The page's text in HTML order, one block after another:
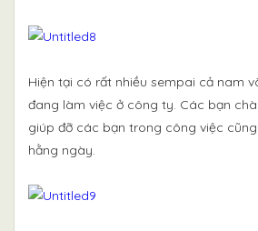
Hiện tại có rất nhiều sempai cả nam
đang làm việc ở công ty. Các bạn
giúp đỡ các bạn trong công việc
hằng ngày.